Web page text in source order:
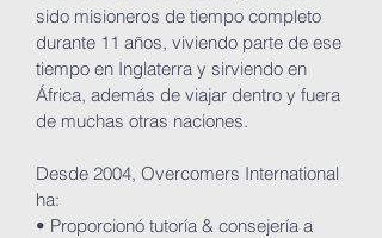
sido misioneros de tiempo completo
durante 11 años, viviendo parte de ese
tiempo en Inglaterra y sirviendo en
África, además de viajar dentro y fuera
de muchas otras naciones.
Desde 2004, Overcomers International
ha:
• Proporcionó tutoría & consejería a